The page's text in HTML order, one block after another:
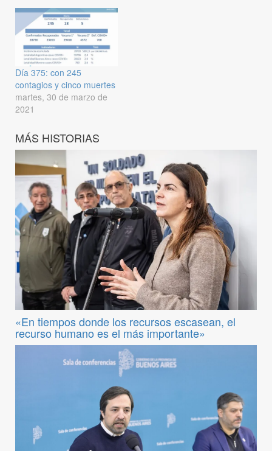
Día 375: con 245
contagios y cinco muertes
martes, 30 de marzo de
2021
MÁS HISTORIAS
«En tiempos donde los recursos escasean, el
recurso humano es el más importante»